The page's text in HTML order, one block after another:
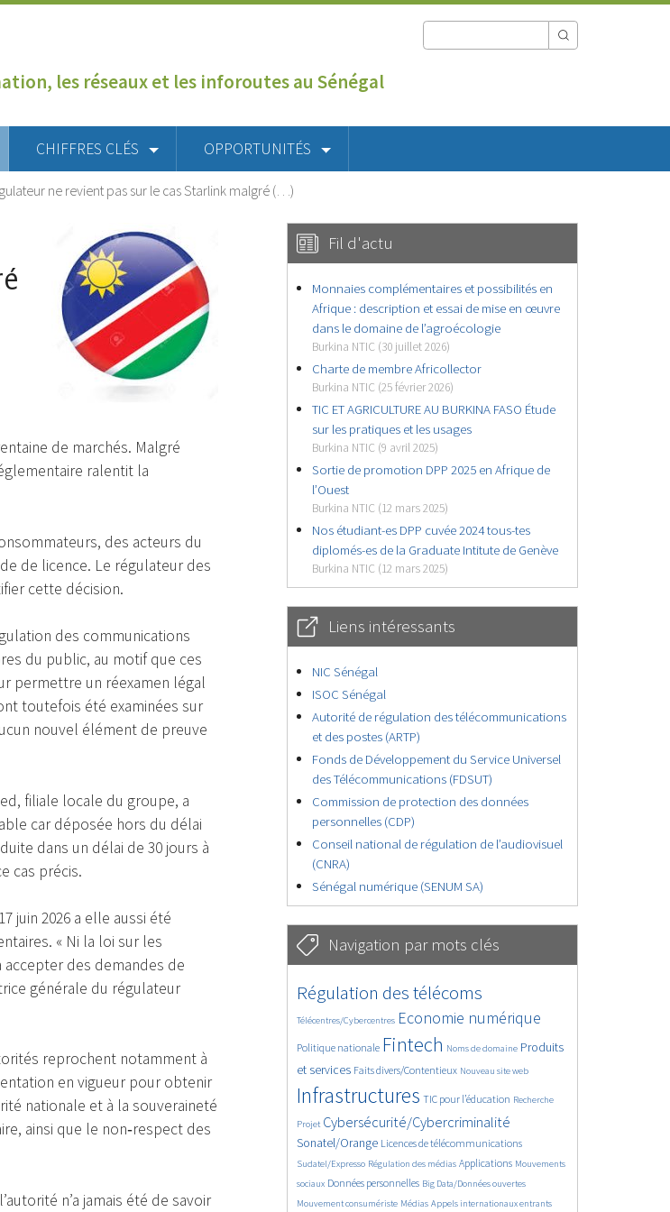
les réseaux et les inforoutes au Sénégal
CHIFFRES CLÉS OPPORTUNITÉS
ne revient pas sur le cas Starlink malgré (…)
de marchés. Malgré
ralentit la
des acteurs du
de licence. Le régulateur des
cette décision.
des communications
du public, au motif que ces
permettre un réexamen légal
toutefois été examinées sur
nouvel élément de preuve
filiale locale du groupe, a
car déposée hors du délai
dans un délai de 30 jours à
cas précis.
juin 2026 a elle aussi été
« Ni la loi sur les
accepter des demandes de
générale du régulateur
reprochent notamment à
en vigueur pour obtenir
nationale et à la souveraineté
ainsi que le non‑respect des
n’a jamais été de savoir
Fil d'actu
Monnaies complémentaires et possibilités en
Afrique : description et essai de mise en œuvre
dans le domaine de l’agroécologie
Burkina NTIC (30 juillet 2026)
Charte de membre Africollector
Burkina NTIC (25 février 2026)
TIC ET AGRICULTURE AU BURKINA FASO Étude
sur les pratiques et les usages
Burkina NTIC (9 avril 2025)
Sortie de promotion DPP 2025 en Afrique de
l’Ouest
Burkina NTIC (12 mars 2025)
Nos étudiant-es DPP cuvée 2024 tous-tes
diplomés-es de la Graduate Intitute de Genève
Burkina NTIC (12 mars 2025)
Liens intéressants
NIC Sénégal
ISOC Sénégal
Autorité de régulation des télécommunications
et des postes (ARTP)
Fonds de Développement du Service Universel
des Télécommunications (FDSUT)
Commission de protection des données
personnelles (CDP)
Conseil national de régulation de l’audiovisuel
(CNRA)
Sénégal numérique (SENUM SA)
Navigation par mots clés
4622/5560
Régulation des télécoms
346/5560
Télécentres/Cybercentres
3688/5560 Economie numérique
1834/5560
Politique nationale
5178/5560 Fintech
678/5560
Noms de domaine
2404/5560
Produits
et services
1553/5560 Faits divers/Contentieux
827/5560 Nouveau site web
5560/5560
Infrastructures
1820/5560
TIC pour l’éducation
189/5560
Recherche
242/5560
Projet
3483/5560Cybersécurité/Cybercriminalité
2226/5560
Sonatel/Orange
1600/5560 Licences de télécommunications
288/5560
Sudatel/Expresso
1007/5560 Régulation des médias
1512/5560 Applications
1071/5560
Mouvements
sociaux
1635/5560Données personnelles
141/5560 Big Data/Données ouvertes
600/5560
Mouvement consumériste
372/5560 Médias
642/5560 Appels internationaux entrants
1683/5560